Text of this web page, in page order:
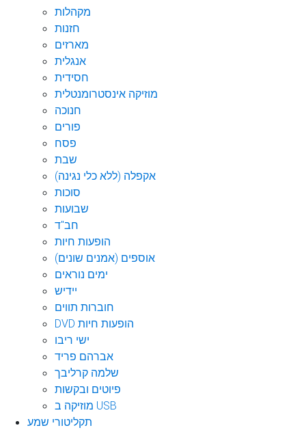
מקהלות
חזנות
מארזים
אנגלית
חסידית
מוזיקה אינסטרומנטלית
חנוכה
פורים
פסח
שבת
אקפלה (ללא כלי נגינה)
סוכות
שבועות
חב"ד
הופעות חיות
אוספים (אמנים שונים)
ימים נוראים
יידיש
חוברות תווים
DVD הופעות חיות
ישי ריבו
אברהם פריד
שלמה קרליבך
פיוטים ובקשות
מוזיקה ב USB
תקליטורי שמע